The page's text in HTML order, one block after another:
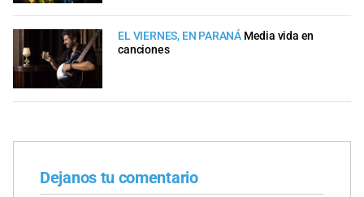
EL VIERNES, EN PARANÁ Media vida en
canciones
Dejanos tu comentario